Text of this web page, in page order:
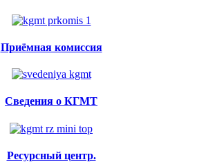
Приёмная комиссия
Сведения о КГМТ
Ресурсный центр.